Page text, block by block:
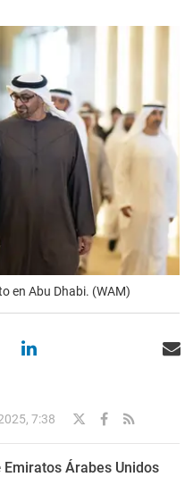
en Abu Dhabi. (WAM)
7:38
Emiratos Árabes Unidos